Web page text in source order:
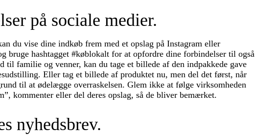
på sociale medier.
du vise dine indkøb frem med et opslag på Instagram eller
bruge hashtagget #køblokalt for at opfordre dine forbindelser til også
til familie og venner, kan du tage et billede af den indpakkede gave
Eller tag et billede af produktet nu, men del det først, når
til at ødelægge overraskelsen. Glem ikke at følge virksomheden
kommenter eller del deres opslag, så de bliver bemærket.
nyhedsbrev.